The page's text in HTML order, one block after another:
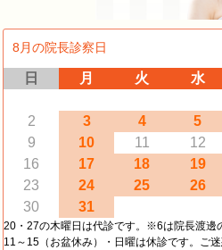
8月の院長診察日
日 月 火 水
2
3 4 5
9
10 11 12
16
17 18 19
23
24 25 26
30
31
20・27の木曜日は代診です。※6は院長渡邊
11～15（お盆休み）・日曜は休診です。ご